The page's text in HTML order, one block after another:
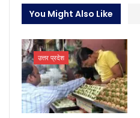
You Might Also Like
उत्तर प्रदेश